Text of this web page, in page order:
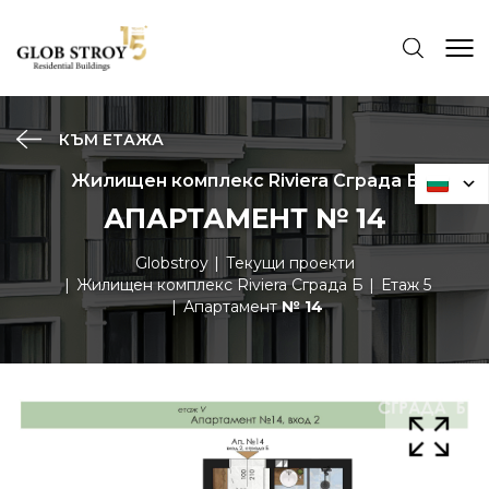
КЪМ ЕТАЖА
Жилищен комплекс Riviera Сграда Б
АПАРТАМЕНТ № 14
Globstroy
Текущи проекти
Жилищен комплекс Riviera Сграда Б
Етаж 5
Апартамент№ 14